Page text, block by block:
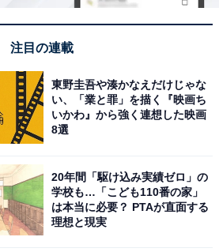
注目の連載
東野圭吾や湊かなえだけじゃな
い、「業と罪」を描く『映画ち
いかわ』から強く連想した映画
8選
20年間「駆け込み実績ゼロ」の
学校も…「こども110番の家」
は本当に必要？ PTAが直面する
理想と現実